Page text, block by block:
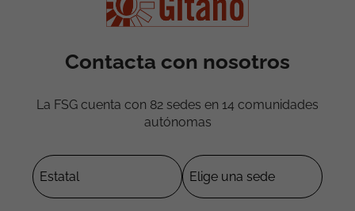
Contacta con nosotros
La FSG cuenta con 82 sedes en 14 comunidades
autónomas